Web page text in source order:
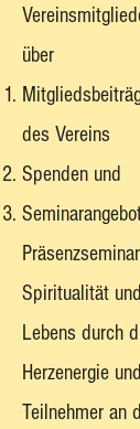
über
des Vereins
Spenden und
Spiritualität
Lebens durch
Herzenergie
Teilnehmer an